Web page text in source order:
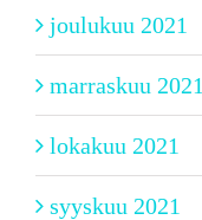
joulukuu 2021
marraskuu 2021
lokakuu 2021
syyskuu 2021